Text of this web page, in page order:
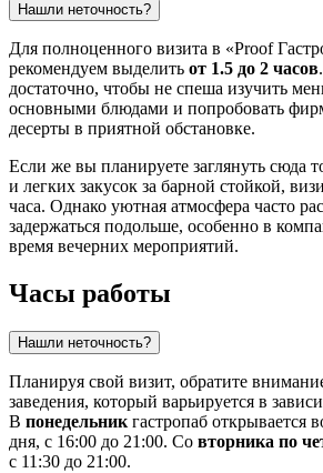
Нашли неточность?
Для полноценного визита в «Proof
рекомендуем выделить от 1.5 до 2 часов
достаточно, чтобы не спеша изучить
основными блюдами и попробовать
десерты в приятной обстановке.
Если же вы планируете заглянуть сюда
и легких закусок за барной стойкой,
часа. Однако уютная атмосфера часто
задержаться подольше, особенно в
время вечерних мероприятий.
Часы работы
Нашли неточность?
Планируя свой визит, обратите
заведения, который варьируется в
В понедельник гастропаб открывается
дня, с 16:00 до 21:00. Со вторника по
с 11:30 до 21:00.